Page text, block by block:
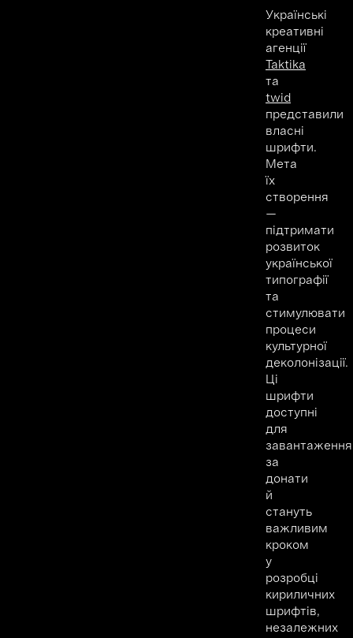
Українські
креативні
агенції
Taktika
та
twid
представили
власні
шрифти.
Мета
їх
створення
—
підтримати
розвиток
української
типографії
та
стимулювати
процеси
культурної
деколонізації.
Ці
шрифти
доступні
для
завантаження
за
донати
й
стануть
важливим
кроком
у
розробці
кириличних
шрифтів,
незалежних